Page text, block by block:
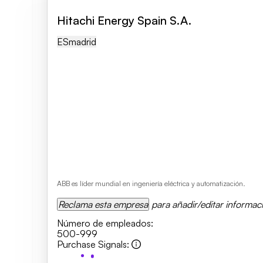
Hitachi Energy Spain S.A.
ESMadrid
ABB es líder mundial en ingeniería eléctrica y automatización.
Reclama esta empresa para añadir/editar
Número de empleados:
500-999
Purchase Signals: